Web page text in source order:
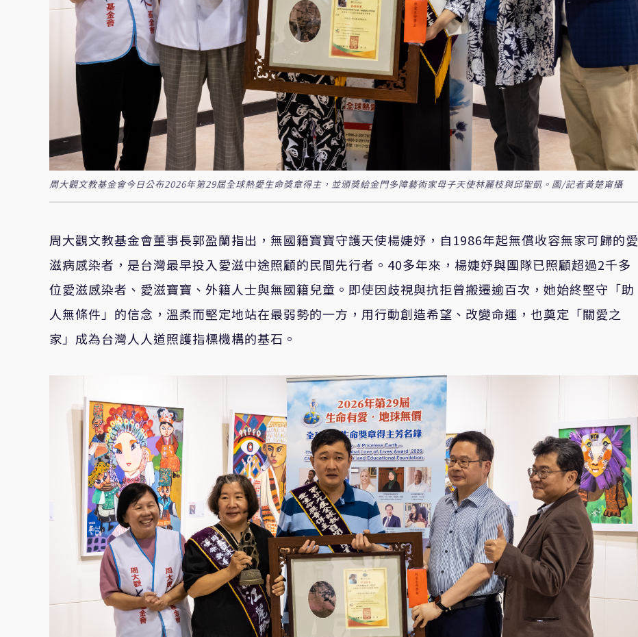
周大觀文教基金會今日公布2026年第29屆全球熱愛生命獎章得主，並頒獎給金門多障藝術家母子天使林麗枝與邱聖凱。圖/記者黃楚甯攝
周大觀文教基金會董事長郭盈蘭指出，無國籍寶寶守護天使楊婕妤，自1986年起無償收容無家可歸的愛
滋病感染者，是台灣最早投入愛滋中途照顧的民間先行者。40多年來，楊婕妤與團隊已照顧超過2千多
位愛滋感染者、愛滋寶寶、外籍人士與無國籍兒童。即使因歧視與抗拒曾搬遷逾百次，她始終堅守「助
人無條件」的信念，溫柔而堅定地站在最弱勢的一方，用行動創造希望、改變命運，也奠定「關愛之
家」成為台灣人人道照護指標機構的基石。